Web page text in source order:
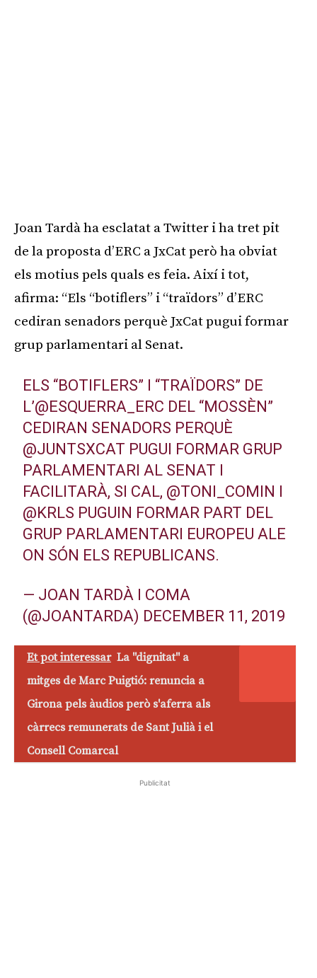
Joan Tardà ha esclatat a Twitter i ha tret pit
de la proposta d’ERC a JxCat però ha obviat
els motius pels quals es feia. Així i tot,
afirma: “Els “botiflers” i “traïdors” d’ERC
cediran senadors perquè JxCat pugui formar
grup parlamentari al Senat.
ELS “BOTIFLERS” I “TRAÏDORS” DE
L’@ESQUERRA_ERC DEL “MOSSÈN”
CEDIRAN SENADORS PERQUÈ
@JUNTSXCAT PUGUI FORMAR GRUP
PARLAMENTARI AL SENAT I
FACILITARÀ, SI CAL, @TONI_COMIN I
@KRLS PUGUIN FORMAR PART DEL
GRUP PARLAMENTARI EUROPEU ALE
ON SÓN ELS REPUBLICANS.
— JOAN TARDÀ I COMA
(@JOANTARDA) DECEMBER 11, 2019
Et pot interessar La "dignitat" a
mitges de Marc Puigtió: renuncia a
Girona pels àudios però s'aferra als
càrrecs remunerats de Sant Julià i el
Consell Comarcal
Publicitat